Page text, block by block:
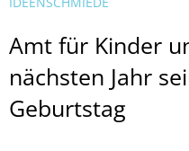
Amt für Kinder
nächsten Jahr
Geburtstag